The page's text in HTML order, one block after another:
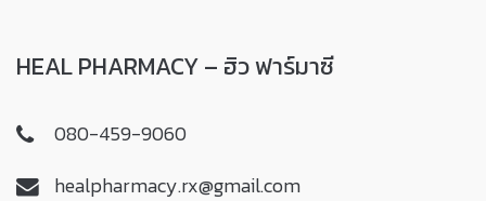
HEAL PHARMACY – ฮิว ฟาร์มาซี
080-459-9060
healpharmacy.rx@gmail.com